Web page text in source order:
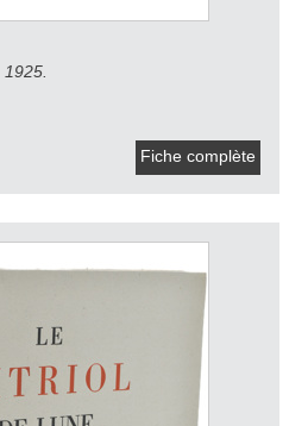
1925.
Fiche complète